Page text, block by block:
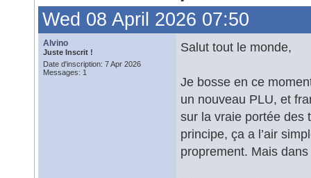
Wed 08 April 2026 07:50
Alvino
Juste Inscrit !
Date d'inscription: 7 Apr 2026
Messages: 1
Salut tout le monde,
Je bosse en ce
un nouveau PLU, et
sur la vraie portée des
principe, ça a l’air
proprement. Mais